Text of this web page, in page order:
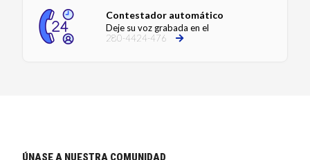
Contestador automático
Deje su voz grabada en el
280-4424-476
ÚNASE A NUESTRA COMUNIDAD